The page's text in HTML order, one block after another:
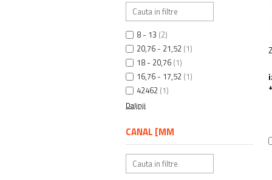
8 - 13 (2)
20,76 - 21,52 (1)
18 - 20,76 (1)
16,76 - 17,52 (1)
42462 (1)
Daljnji
CANAL [MM